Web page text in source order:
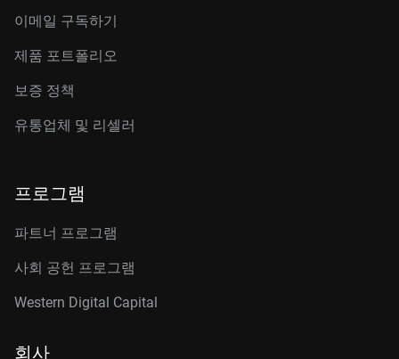
이메일 구독하기
제품 포트폴리오
보증 정책
유통업체 및 리셀러
프로그램
파트너 프로그램
사회 공헌 프로그램
Western Digital Capital
회사